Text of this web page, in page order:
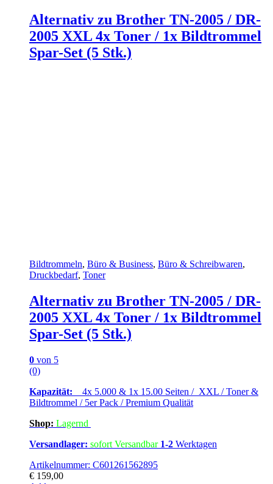
Alternativ zu Brother TN-2005 / DR-
2005 XXL 4x Toner / 1x Bildtrommel
Spar-Set (5 Stk.)
Bildtrommeln, Büro & Business, Büro & Schreibwaren,
Druckbedarf, Toner
Alternativ zu Brother TN-2005 / DR-
2005 XXL 4x Toner / 1x Bildtrommel
Spar-Set (5 Stk.)
0 von 5
(0)
Kapazität: 4x 5.000 & 1x 15.00 Seiten / XXL / Toner &
Bildtrommel / 5er Pack / Premium Qualität
Shop: Lagernd
Versandlager: sofort Versandbar 1-2 Werktagen
Artikelnummer: C601261562895
€ 159,00